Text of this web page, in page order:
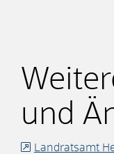
und
Landratsamt